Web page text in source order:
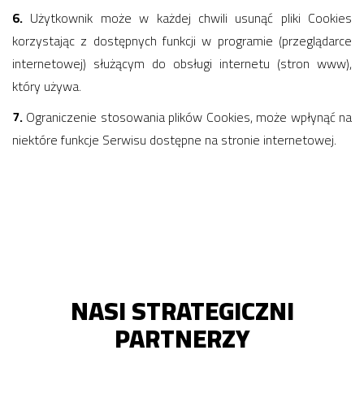
6. Użytkownik może w każdej chwili usunąć pliki Cookies
korzystając z dostępnych funkcji w programie (przeglądarce
internetowej) służącym do obsługi internetu (stron www),
który używa.
7.Ograniczenie stosowania plików Cookies, może wpłynąć na
niektóre funkcje Serwisu dostępne na stronie internetowej.
NASI STRATEGICZNI
PARTNERZY